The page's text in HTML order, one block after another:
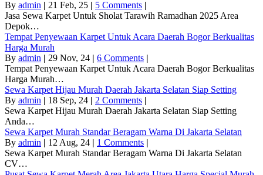
By admin | 21 Feb, 25 | 5 Comments |
Jasa Sewa Karpet Untuk Sholat Tarawih Ramadhan 2025 Area
Depok…
Tempat Penyewaan Karpet Untuk Acara Daerah Bogor Berkualitas
Harga Murah
By admin | 29 Nov, 24 | 6 Comments |
Tempat Penyewaan Karpet Untuk Acara Daerah Bogor Berkualitas
Harga Murah…
Sewa Karpet Hijau Murah Daerah Jakarta Selatan Siap Setting
By admin | 18 Sep, 24 | 2 Comments |
Sewa Karpet Hijau Murah Daerah Jakarta Selatan Siap Setting
Anda…
Sewa Karpet Murah Standar Beragam Warna Di Jakarta Selatan
By admin | 12 Aug, 24 | 1 Comments |
Sewa Karpet Murah Standar Beragam Warna Di Jakarta Selatan
CV…